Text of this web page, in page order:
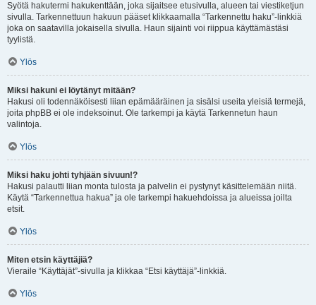
Syötä hakutermi hakukenttään, joka sijaitsee etusivulla, alueen tai viestiketjun
sivulla. Tarkennettuun hakuun pääset klikkaamalla “Tarkennettu haku”-linkkiä
joka on saatavilla jokaisella sivulla. Haun sijainti voi riippua käyttämästäsi
tyylistä.
Ylös
Miksi hakuni ei löytänyt mitään?
Hakusi oli todennäköisesti liian epämääräinen ja sisälsi useita yleisiä termejä,
joita phpBB ei ole indeksoinut. Ole tarkempi ja käytä Tarkennetun haun
valintoja.
Ylös
Miksi haku johti tyhjään sivuun!?
Hakusi palautti liian monta tulosta ja palvelin ei pystynyt käsittelemään niitä.
Käytä “Tarkennettua hakua” ja ole tarkempi hakuehdoissa ja alueissa joilta
etsit.
Ylös
Miten etsin käyttäjiä?
Vieraile “Käyttäjät”-sivulla ja klikkaa “Etsi käyttäjä”-linkkiä.
Ylös